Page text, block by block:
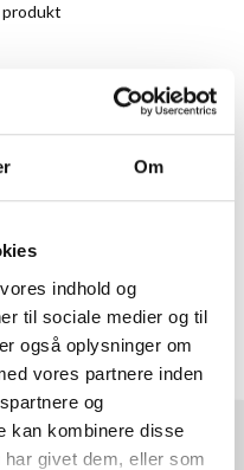
Om
indhold og
til sociale medier og til
også oplysninger om
vores partnere inden
og
kan kombinere disse
givet dem, eller som